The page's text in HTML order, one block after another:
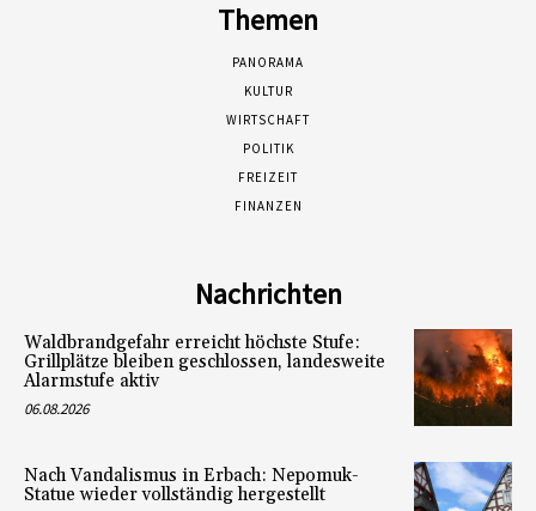
Themen
PANORAMA
KULTUR
WIRTSCHAFT
POLITIK
FREIZEIT
FINANZEN
Nachrichten
Waldbrandgefahr erreicht höchste Stufe:
Grillplätze bleiben geschlossen, landesweite
Alarmstufe aktiv
06.08.2026
Nach Vandalismus in Erbach: Nepomuk-
Statue wieder vollständig hergestellt